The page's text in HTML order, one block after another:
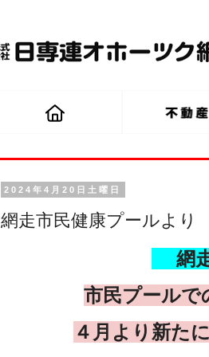
2024年4月20日土曜日
網走市民健康プールよ
網
市民プールで
４月より新た